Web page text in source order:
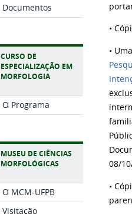
Documentos
CURSO DE
ESPECIALIZAÇÃO EM
MORFOLOGIA
O Programa
MUSEU DE CIÊNCIAS
MORFOLÓGICAS
O MCM-UFPB
Visitação
•
•
08/
•